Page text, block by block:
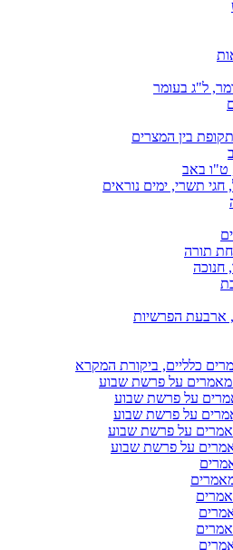
ל"ג בעומר
בין המצרים
ט"ו באב
חגי תשרי, ימים נוראים
תורה
חנוכה
ארבעת הפרשיות
כלליים, ביקורת המקרא
על פרשת שבוע
על פרשת שבוע
על פרשת שבוע
על פרשת שבוע
על פרשת שבוע